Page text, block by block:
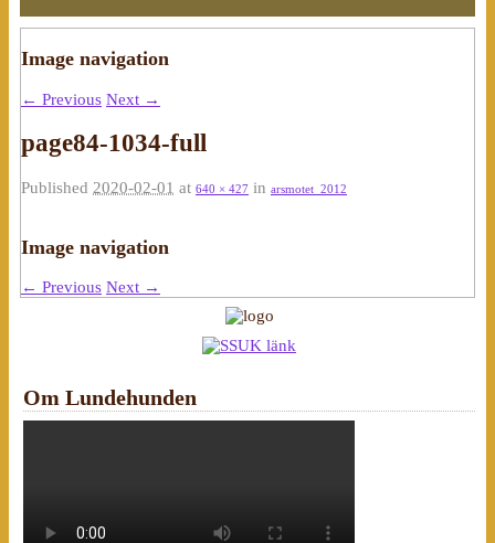
Image navigation
← Previous Next →
page84-1034-full
Published 2020-02-01 at 640 × 427 in arsmotet_2012
Image navigation
← Previous Next →
Om Lundehunden